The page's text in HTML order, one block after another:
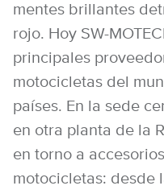
mentes brillantes
rojo. Hoy SW-
principales
motocicletas del
países. En la sede
en otra planta de la
en torno a
motocicletas: desde